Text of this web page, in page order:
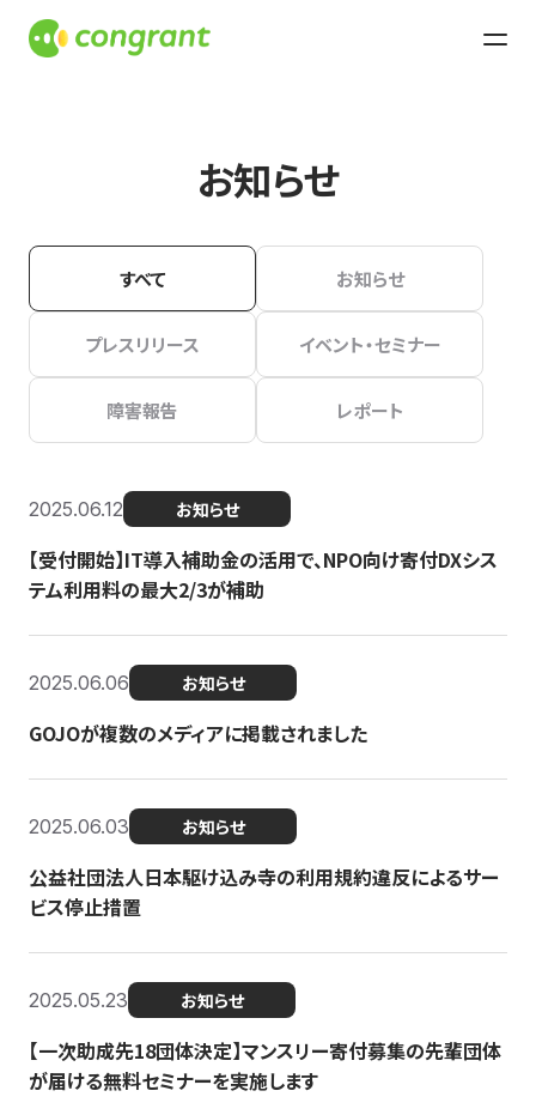
お知らせ
すべて お知らせ
プレスリリース イベント・セミナー
障害報告 レポート
2025.06.12 お知らせ
【受付開始】IT導入補助金の活用で、NPO向け寄付DXシス
テム利用料の最大2/3が補助
2025.06.06 お知らせ
GOJOが複数のメディアに掲載されました
2025.06.03 お知らせ
公益社団法人日本駆け込み寺の利用規約違反によるサー
ビス停止措置
2025.05.23 お知らせ
【一次助成先18団体決定】マンスリー寄付募集の先輩団体
が届ける無料セミナーを実施します